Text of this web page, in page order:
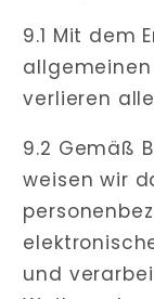
9.1 Mit dem
verlieren
9.2 Gemäß
weisen wir
und